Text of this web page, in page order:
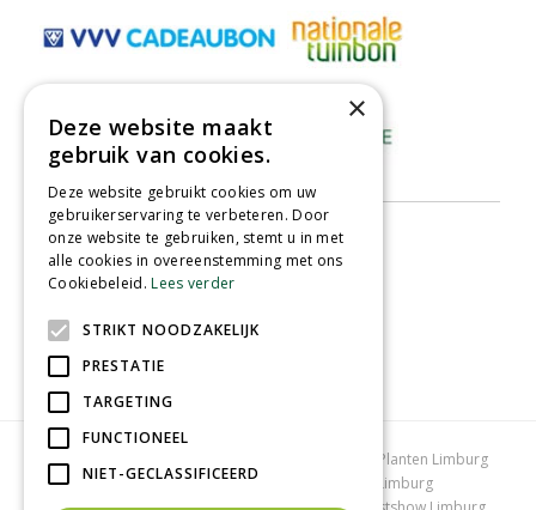
Tuincentrum Limburg
Planten Limburg
Bomen en struiken Limburg
Tuinplanten Limburg
×
Deze website maakt
gebruik van cookies.
Deze website gebruikt cookies om uw
gebruikerservaring te verbeteren. Door
onze website te gebruiken, stemt u in met
alle cookies in overeenstemming met ons
Cookiebeleid.Lees verder
STRIKT NOODZAKELIJK
PRESTATIE
TARGETING
FUNCTIONEEL
NIET-GECLASSIFICEERD